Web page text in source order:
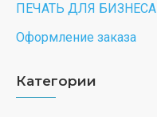
ПЕЧАТЬ ДЛЯ БИЗНЕСА
Оформление заказа
Категории